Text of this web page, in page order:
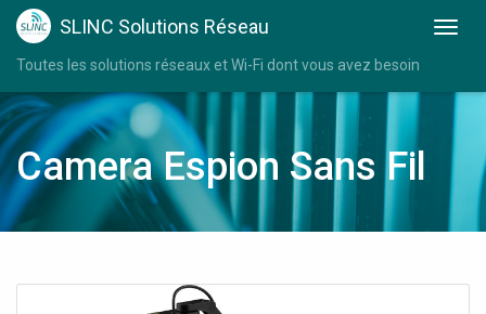
SLINC Solutions Réseau
Toutes les solutions réseaux et Wi-Fi dont vous avez besoin
Camera Espion Sans Fil